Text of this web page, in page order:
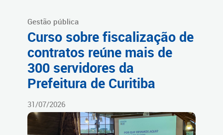
Gestão pública
Curso sobre fiscalização de
contratos reúne mais de
300 servidores da
Prefeitura de Curitiba
31/07/2026